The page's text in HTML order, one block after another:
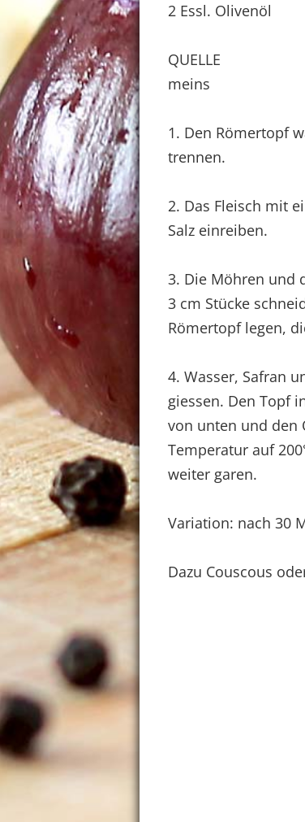
2 Essl. Olivenöl
QUELLE
meins
1. Den Römertopf
trennen.
2. Das Fleisch mit
Salz einreiben.
3. Die Möhren und
3 cm Stücke
Römertopf legen,
4. Wasser, Safran
giessen. Den Topf
von unten und den
Temperatur auf
weiter garen.
Variation: nach 30
Dazu Couscous